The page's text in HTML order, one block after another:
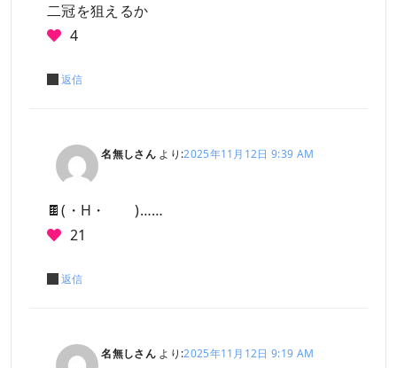
二冠を狙えるか
4
返信
名無しさん より:2025年11月12日 9:39 AM
🍫(・H・ )……
21
返信
名無しさん より:2025年11月12日 9:19 AM